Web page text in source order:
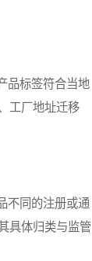
品标签符合当地
工厂地址迁移
不同的注册或通
具体归类与监管